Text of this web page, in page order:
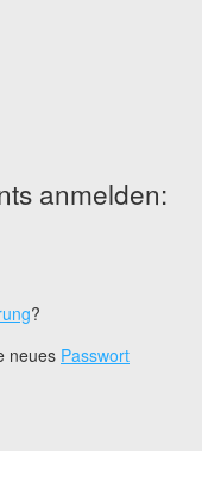
anmelden:
?
neues Passwort